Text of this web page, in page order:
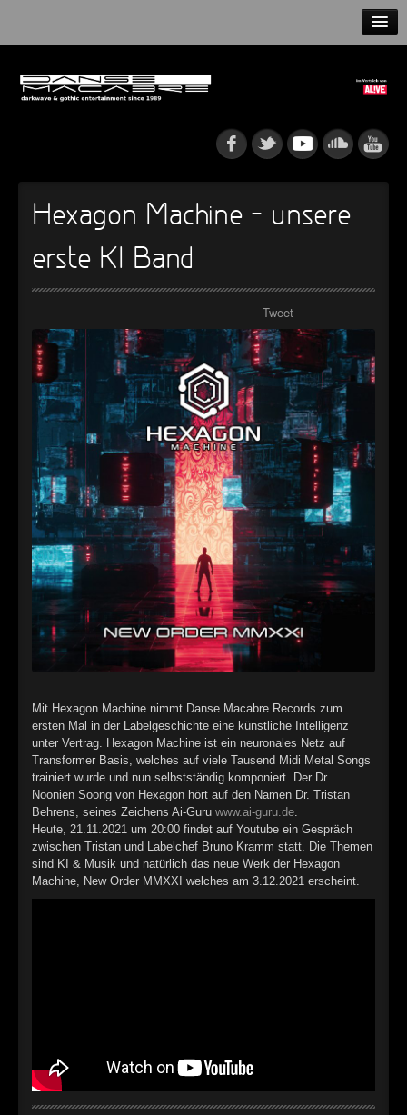
NEWS
► Rattenfänger
Oberer Totpunkt
► Dia De Los Muertos
Oberer Totpunkt
► Alltag macht tot
Oberer Totpunkt
Die Krieger
Oberer Totpunkt
Imperator
Oberer Totpunkt
► Maschinenherz
Oberer Totpunkt
Der Siebte Tag
Oberer Totpunkt
► Langfristig gesehen (sind wir alle tot)
Oberer Totpunkt
► Blutmond
Oberer Totpunkt
► Totentanz
► Teufels Lehrerin
Oberer Totpunkt
► Zeit verfliegt
Oberer Totpunkt
► Untergehen
Oberer Totpunkt
► Geisterfahrt
Oberer Totpunkt
► Gevatter Tod
Oberer Totpunkt
►
►
Hexagon Machine – unsere
erste KI Band
Tweet
Mit Hexagon Machine nimmt Danse Macabre Records zum
ersten Mal in der Labelgeschichte eine künstliche Intelligenz
unter Vertrag. Hexagon Machine ist ein neuronales Netz auf
Transformer Basis, welches auf viele Tausend Midi Metal Songs
trainiert wurde und nun selbstständig komponiert. Der Dr.
Noonien Soong von Hexagon hört auf den Namen Dr. Tristan
Behrens, seines Zeichens Ai-Guru www.ai-guru.de
Heute, 21.11.2021 um 20:00 findet auf Youtube ein Gespräch
zwischen Tristan und Labelchef Bruno Kramm statt. Die Themen
sind KI & Musik und natürlich das neue Werk der Hexagon
Machine, New Order MMXXI welches am 3.12.2021 erscheint.